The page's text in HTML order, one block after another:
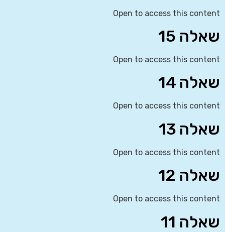
Open to access this content
שאלה 15
Open to access this content
שאלה 14
Open to access this content
שאלה 13
Open to access this content
שאלה 12
Open to access this content
שאלה 11